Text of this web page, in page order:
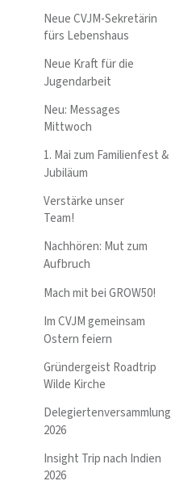
Neue CVJM-Sekretärin
fürs Lebenshaus
Neue Kraft für die
Jugendarbeit
Neu: Messages
Mittwoch
1. Mai zum Familienfest &
Jubiläum
Verstärke unser
Team!
Nachhören: Mut zum
Aufbruch
Mach mit bei GROW50!
Im CVJM gemeinsam
Ostern feiern
Gründergeist Roadtrip
Wilde Kirche
Delegiertenversammlung
2026
Insight Trip nach Indien
2026